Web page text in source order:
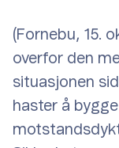
(Fornebu, 15.
overfor den
situasjonen
haster å